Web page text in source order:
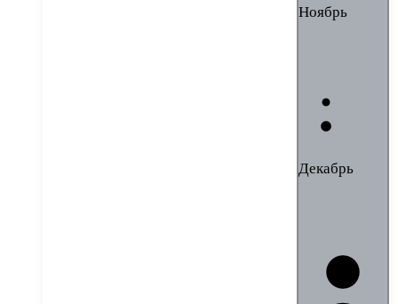
Ноябрь
Декабрь